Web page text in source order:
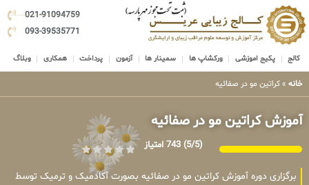
021-91094759
093-39535771
کالج پکیج اموزشی ورکشاپ ها سمینار ها آزمون پرداخت همکاری وبلاگ
خانه » کراتین مو در صفائیه
آموزش کراتین مو در صفائیه
(5/5) 743 امتیاز
برگزاری دوره آموزش کراتین مو در صفائیه بصورت آکادمیک و ترمیک توسط